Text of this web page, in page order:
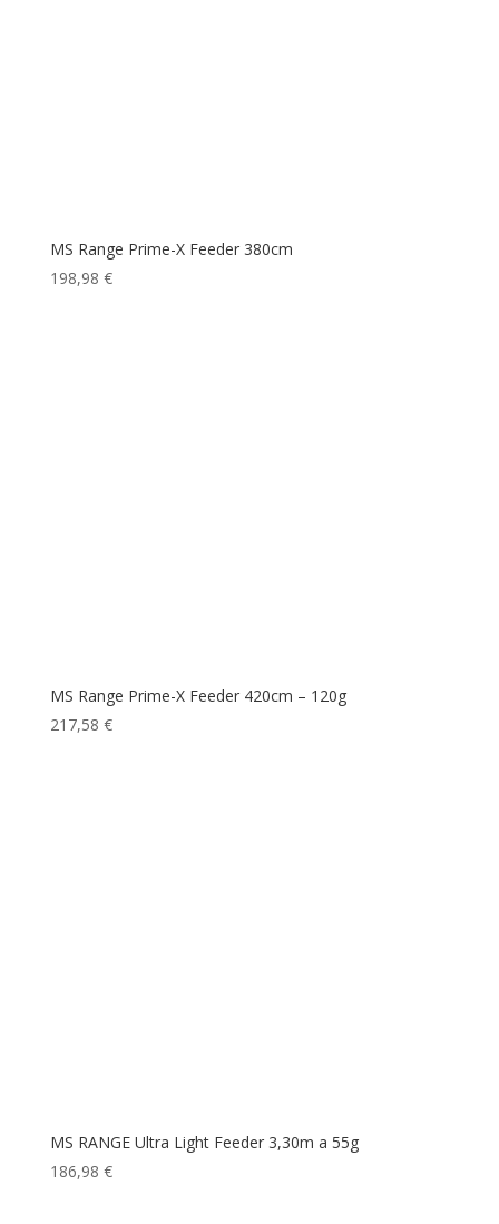
MS Range Prime-X Feeder 380cm
198,98 €
MS Range Prime-X Feeder 420cm – 120g
217,58 €
MS RANGE Ultra Light Feeder 3,30m a 55g
186,98 €